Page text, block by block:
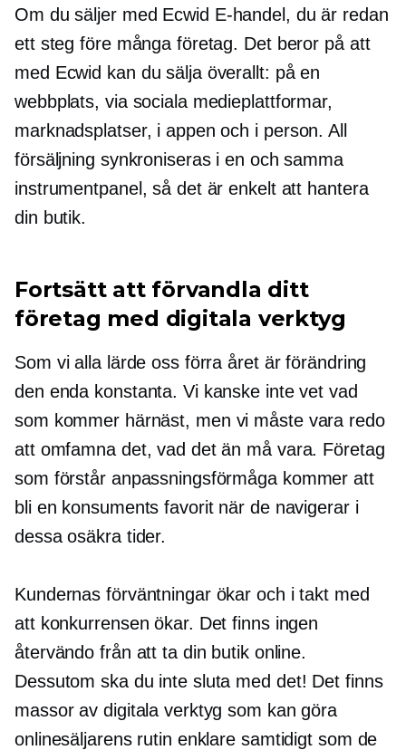
Om du säljer med Ecwid E-handel, du är redan
ett steg före många företag. Det beror på att
med Ecwid kan du sälja överallt: på en
webbplats, via sociala medieplattformar,
marknadsplatser, i appen och i person. All
försäljning synkroniseras i en och samma
instrumentpanel, så det är enkelt att hantera
din butik.
Fortsätt att förvandla ditt
företag med digitala verktyg
Som vi alla lärde oss förra året är förändring
den enda konstanta. Vi kanske inte vet vad
som kommer härnäst, men vi måste vara redo
att omfamna det, vad det än må vara. Företag
som förstår anpassningsförmåga kommer att
bli en konsuments favorit när de navigerar i
dessa osäkra tider.
Kundernas förväntningar ökar och i takt med
att konkurrensen ökar. Det finns ingen
återvändo från att ta din butik online.
Dessutom ska du inte sluta med det! Det finns
massor av digitala verktyg som kan göra
onlinesäljarens rutin enklare samtidigt som de